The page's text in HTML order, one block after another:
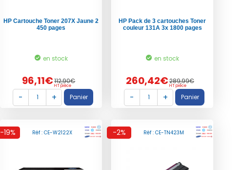
HP Cartouche Toner 207X Jaune 2
450 pages
en stock
96,11€112,90€
HT pièce
HP Pack de 3 cartouches Toner
couleur 131A 3x 1800 pages
en stock
260,42€289,99€
HT pièce
-19% Réf : CE-W2122X -2% Réf : CE-TN423M